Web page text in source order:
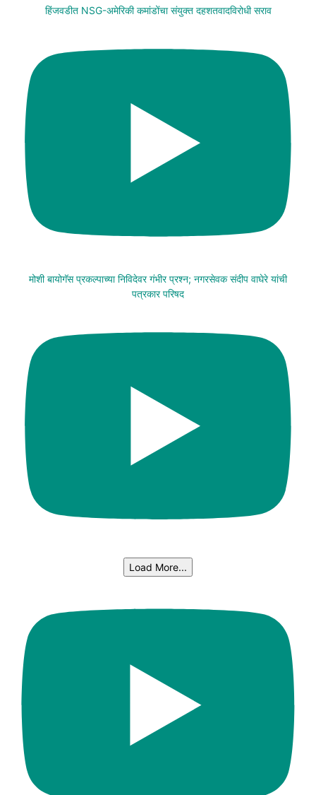
हिंजवडीत NSG-अमेरिकी कमांडोंचा संयुक्त दहशतवादविरोधी सराव
मोशी बायोगॅस प्रकल्पाच्या निविदेवर गंभीर प्रश्न; नगरसेवक संदीप वाघेरे यांची
पत्रकार परिषद
Load More...